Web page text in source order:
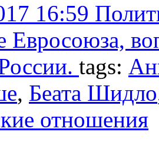
16:59
Евросоюза,
tags:
, Беата Шидло
отношения